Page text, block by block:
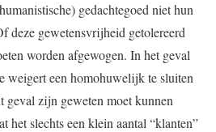
gedachtegoed niet hun
deze gewetensvrijheid getolereerd
worden afgewogen. In het geval
weigert een homohuwelijk te sluiten
geval zijn geweten moet kunnen
het slechts een klein aantal “klanten”